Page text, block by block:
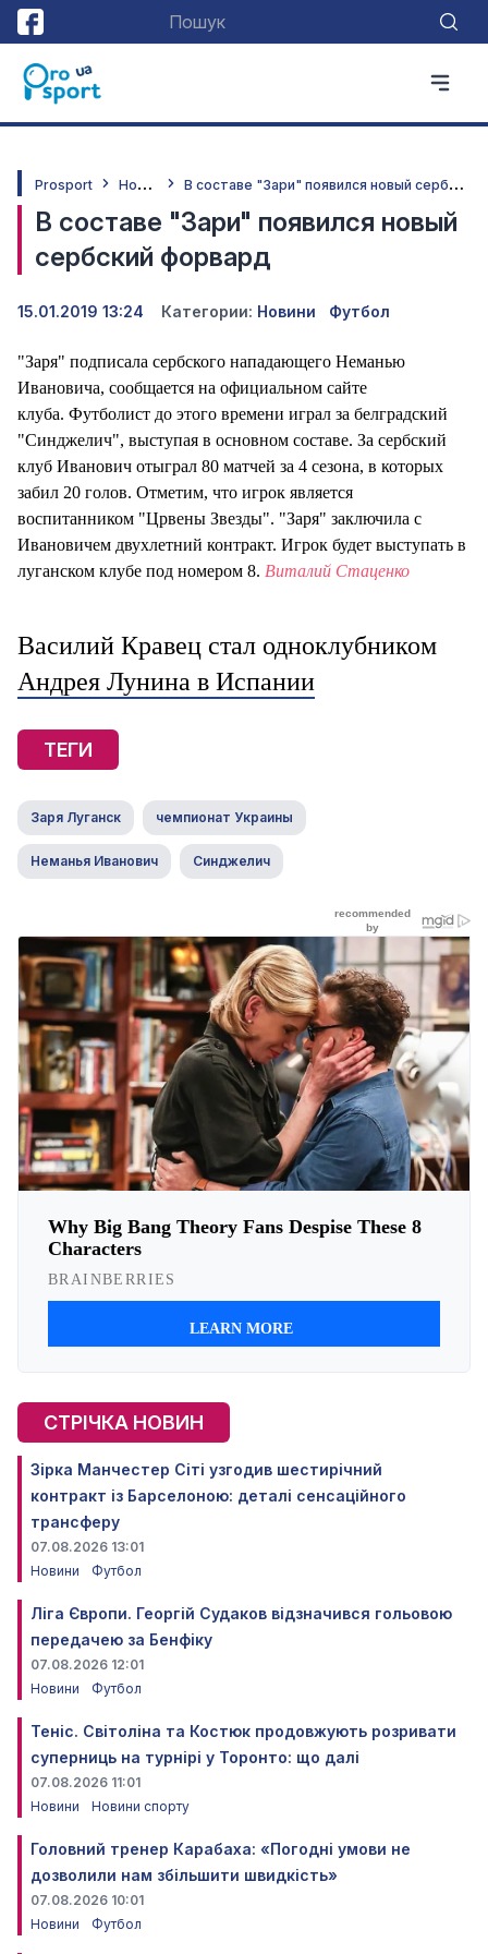
Prosport Н
овини В
составе "Зари" появился новый сербский форвард
В составе "Зари" появился новый
сербский форвард
15.01.2019 13:24 Категории: Новини Футбол
"Заря" подписала сербского нападающего Неманью
Ивановича, сообщается на официальном сайте
клуба. Футболист до этого времени играл за белградский
"Синджелич", выступая в основном составе. За сербский
клуб Иванович отыграл 80 матчей за 4 сезона, в которых
забил 20 голов. Отметим, что игрок является
воспитанником "Црвены Звезды". "Заря" заключила с
Ивановичем двухлетний контракт. Игрок будет выступать в
луганском клубе под номером 8. Виталий Стаценко
Василий Кравец стал одноклубником
Андрея Лунина в Испании
ТЕГИ
Заря Луганск чемпионат Украины
Неманья Иванович Синджелич
СТРІЧКА НОВИН
Зірка Манчестер Сіті узгодив шестирічний
контракт із Барселоною: деталі сенсаційного
трансферу
07.08.2026 13:01
Новини
Футбол
Ліга Європи. Георгій Судаков відзначився гольовою
передачею за Бенфіку
07.08.2026 12:01
Новини
Футбол
Теніс. Світоліна та Костюк продовжують розривати
суперниць на турнірі у Торонто: що далі
07.08.2026 11:01
Новини
Новини спорту
Головний тренер Карабаха: «Погодні умови не
дозволили нам збільшити швидкість»
07.08.2026 10:01
Новини
Футбол